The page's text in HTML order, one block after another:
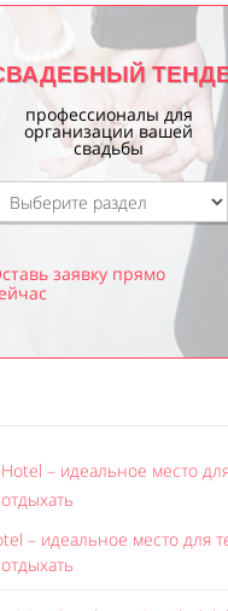
профессионалы для
организации вашей
свадьбы
заявку прямо
– идеальное место для